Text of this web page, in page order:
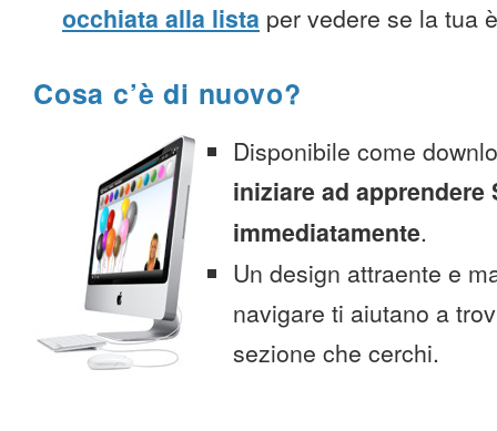
occhiata alla lista per vedere se la tua
Cosa c’è di nuovo?
Disponibile come
iniziare ad apprendere
immediatamente.
Un design attraente e
navigare ti aiutano a
sezione che cerchi.